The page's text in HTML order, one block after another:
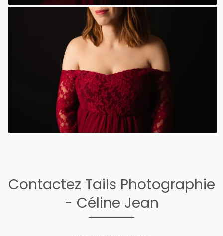
Contactez Tails Photographie
- Céline Jean